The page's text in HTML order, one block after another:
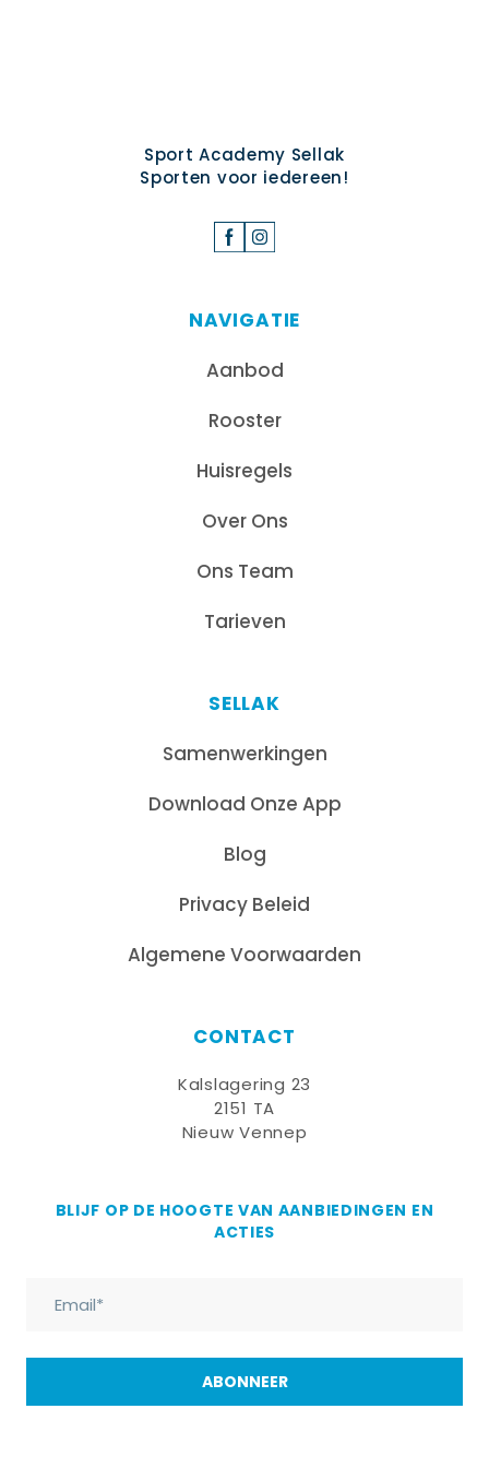
Sport Academy Sellak
Sporten voor iedereen!
NAVIGATIE
Aanbod
Rooster
Huisregels
Over Ons
Ons Team
Tarieven
SELLAK
Samenwerkingen
Download Onze App
Blog
Privacy Beleid
Algemene Voorwaarden
CONTACT
Kalslagering 23
2151 TA
Nieuw Vennep
BLIJF OP DE HOOGTE VAN AANBIEDINGEN EN
ACTIES
ABONNEER